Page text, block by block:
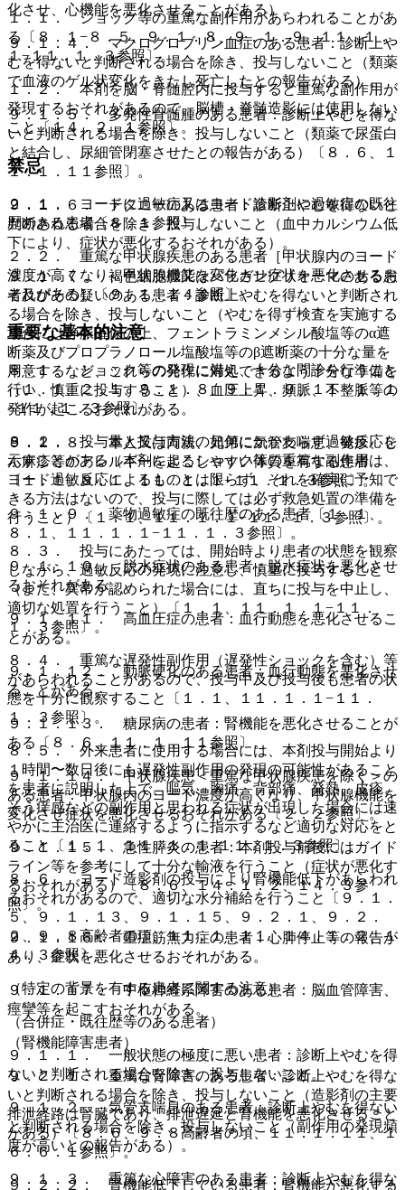
化させ、心機能を悪化させることがある）。
９．１．４． マクログロブリン血症のある患者：診断上や
むを得ないと判断される場合を除き、投与しないこと（類薬
で血液のゲル状変化をきたし死亡したとの報告がある）。
９．１．５． 多発性骨髄腫のある患者：診断上やむを得な
いと判断される場合を除き、投与しないこと（類薬で尿蛋白
と結合し、尿細管閉塞させたとの報告がある）〔８．６、１
１．１．１１参照〕。
９．１．６． テタニーのある患者：診断上やむを得ないと
判断される場合を除き、投与しないこと（血中カルシウム低
下により、症状が悪化するおそれがある）。
９．１．７． 褐色細胞腫又はパラガングリオーマのある患
者及びその疑いのある患者：診断上やむを得ないと判断され
る場合を除き、投与しないこと（やむを得ず検査を実施する
場合には静脈確保の上、フェントラミンメシル酸塩等のα遮
断薬及びプロプラノロール塩酸塩等のβ遮断薬の十分な量を
用意するなど、これらの発作に対処できるよう十分な準備を
行い、慎重に投与すること）、血圧上昇、頻脈、不整脈等の
発作が起こるおそれがある。
９．１．８． 本人又は両親、兄弟に気管支喘息、発疹、じ
ん麻疹等のアレルギーを起こしやすい体質を有する患者
〔１．１、８．１、１１．１．１−１１．１．３参照〕。
９．１．９． 薬物過敏症の既往歴のある患者〔１．１、
８．１、１１．１．１−１１．１．３参照〕。
９．１．１０． 脱水症状のある患者：脱水症状を悪化させ
るおそれがある。
９．１．１１． 高血圧症の患者：血行動態を悪化させるこ
とがある。
９．１．１２． 動脈硬化のある患者：血行動態を悪化させ
ることがある。
９．１．１３． 糖尿病の患者：腎機能を悪化させることが
ある〔８．６、１１．１．１１参照〕。
９．１．１４． 甲状腺疾患＜重篤な甲状腺疾患を除く＞の
ある患者：甲状腺内のヨード濃度が高くなり、甲状腺機能を
変化させ症状を悪化させるおそれがある〔２．２参照〕。
９．１．１５． 急性膵炎の患者：本剤投与前後にはガイド
ライン等を参考にして十分な輸液を行うこと（症状が悪化す
るおそれがある）〔８．６、１４．１．２、１４．３参
照〕。
９．１．１６． 重症筋無力症の患者：心肺停止等の報告が
あり、症状を悪化させるおそれがある。
９．１．１７． 中枢神経系障害のある患者：脳血管障害、
痙攣等を起こすおそれがある。
（腎機能障害患者）
９．２．１． 重篤な腎障害のある患者：診断上やむを得な
いと判断される場合を除き、投与しないこと（造影剤の主要
排泄経路は腎臓であり、排泄遅延と腎機能を悪化させること
がある）〔８．６、９．８高齢者の項、１１．１．１１、１
６．６．１参照〕。
９．２．２． 腎機能低下している患者：腎機能が悪化する
１．１． ショック等の重篤な副作用があらわれることがあ
る〔８．１−８．５、９．１．８、９．１．９、１１．１．
１−１１．１．３参照〕。
１．２． 本剤を脳・脊髄腔内に投与すると重篤な副作用が
発現するおそれがあるので、脳槽・脊髄造影には使用しない
こと〔１４．２．１参照〕。
禁忌
２．１． ヨードに過敏症又はヨード造影剤に過敏症の既往
歴のある患者〔８．１参照〕。
２．２． 重篤な甲状腺疾患のある患者［甲状腺内のヨード
濃度が高くなり、甲状腺機能を変化させ症状を悪化させるお
それがある］〔９．１．１４参照〕。
重要な基本的注意
８．１． ショック等の発現に備え、十分な問診を行うこと
〔１．１、２．１、９．１．８、９．１．９、１１．１．１
−１１．１．３参照〕。
８．２． 投与量と投与方法の如何にかかわらず過敏反応を
示すことがある（本剤によるショック等の重篤な副作用は、
ヨード過敏反応によるものとは限らず、それを確実に予知で
きる方法はないので、投与に際しては必ず救急処置の準備を
行うこと）〔１．１、１１．１．１−１１．１．３参照〕。
８．３． 投与にあたっては、開始時より患者の状態を観察
しながら、過敏反応の発現に注意し、慎重に投与すること
（また、異常が認められた場合には、直ちに投与を中止し、
適切な処置を行うこと）〔１．１、１１．１．１−１１．
１．３参照〕。
８．４． 重篤な遅発性副作用（遅発性ショックを含む）等
があらわれることがあるので、投与中及び投与後も患者の状
態を十分に観察すること〔１．１、１１．１．１−１１．
１．３参照〕。
８．５． 外来患者に使用する場合には、本剤投与開始より
１時間〜数日後にも遅発性副作用の発現の可能性があること
を患者に説明した上で、嘔気、胸痛、背部痛、発熱、皮疹、
そう痒感などの副作用と思われる症状が出現した場合には速
やかに主治医に連絡するように指示するなど適切な対応をと
ること〔１．１、１１．１．１−１１．１．３参照〕。
８．６． ヨード造影剤の投与により腎機能低下があらわれ
るおそれがあるので、適切な水分補給を行うこと〔９．１．
５、９．１．１３、９．１．１５、９．２．１、９．２．
２、９．８高齢者の項、１１．１．１１、１４．１．２、１
４．３参照〕。
（特定の背景を有する患者に関する注意）
（合併症・既往歴等のある患者）
９．１．１． 一般状態の極度に悪い患者：診断上やむを得
ないと判断される場合を除き、投与しないこと。
９．１．２． 気管支喘息のある患者：診断上やむを得ない
と判断される場合を除き、投与しないこと（副作用の発現頻
度が高いとの報告がある）。
９．１．３． 重篤な心障害のある患者：診断上やむを得な